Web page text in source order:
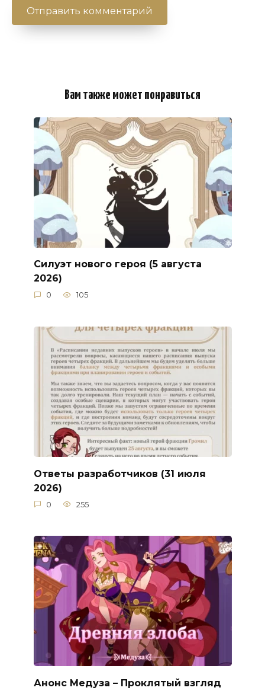
Вам также может понравиться
Силуэт нового героя (5 августа
2026)
0 105
Ответы разработчиков (31 июля
2026)
0 255
Анонс Медуза – Проклятый взгляд